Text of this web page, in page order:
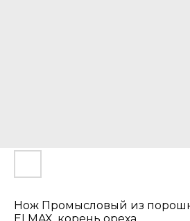
Нож Промысловый из